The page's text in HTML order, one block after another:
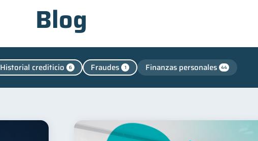
Blog
Historial crediticio 6 Fraudes 1 Finanzas personales 44
Consejos 6 Tarjeta de crédito